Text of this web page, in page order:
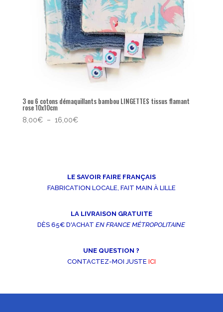
3 ou 6 cotons démaquillants bambou LINGETTES tissus flamant
rose 10x10cm
8,00€ – 16,00€Plage
16,00€
LE SAVOIR FAIRE FRANÇAIS
FABRICATION LOCALE, FAIT MAIN À LILLE
LA LIVRAISON GRATUITE
DÈS 65€ D'ACHATEN FRANCE MÉTROPOLITAINE
UNE QUESTION ?
CONTACTEZ-MOI JUSTE ICI